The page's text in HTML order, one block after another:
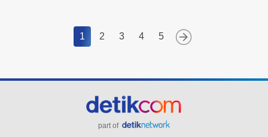
1 2 3 4 5
part of